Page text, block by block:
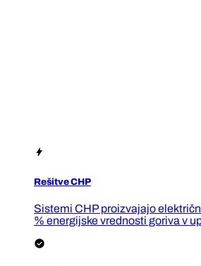
Rešitve CHP
Sistemi CHP proizvajajo
% energijske vrednosti goriva v